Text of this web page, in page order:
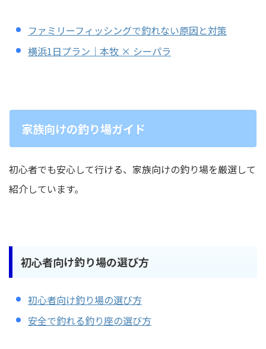
ファミリーフィッシングで釣れない原因と対策
横浜1日プラン｜本牧 × シーパラ
家族向けの釣り場ガイド
初心者でも安心して行ける、家族向けの釣り場を厳選して
紹介しています。
初心者向け釣り場の選び方
初心者向け釣り場の選び方
安全で釣れる釣り座の選び方